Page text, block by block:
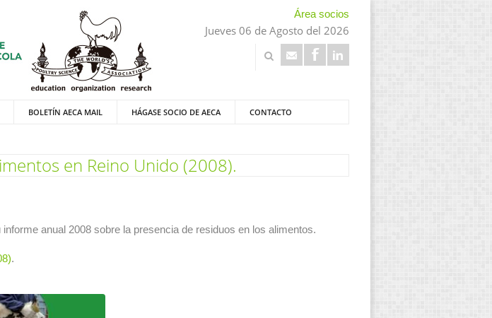
Área socios
Jueves 06 de Agosto del 2026
BOLETÍN AECA MAIL HÁGASE SOCIO DE AECA CONTACTO
en Reino Unido (2008).
anual 2008 sobre la presencia de residuos en los alimentos.
.